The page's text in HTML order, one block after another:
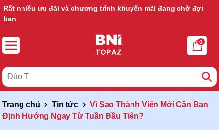
Rất nhiều ưu đãi và chương trình khuyến mãi đang chờ đợi
bạn
Ưu đãi lớn dành cho thành viên mới
0
Trang chủ Tin tức
Vì Sao Thành Viên Mới Cần Ban
Định Hướng Ngay Từ Tuần Đầu Tiên?